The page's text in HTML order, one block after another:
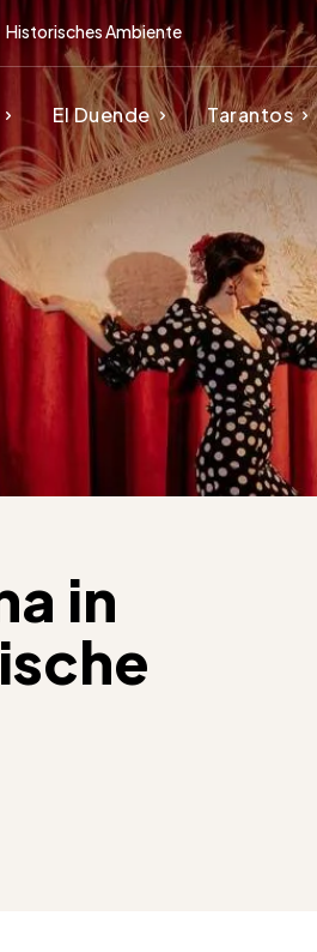
Historisches Ambiente
El Duende Tarantos
in